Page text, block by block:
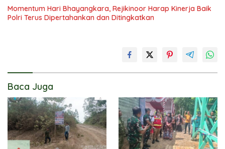
Momentum Hari Bhayangkara, Rejikinoor Harap Kinerja Baik
Polri Terus Dipertahankan dan Ditingkatkan
Baca Juga